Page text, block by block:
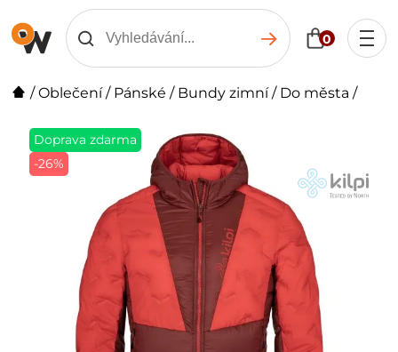
0
/Oblečení/ Pánské / Bundy zimní/ Do města /
Doprava zdarma
-26%